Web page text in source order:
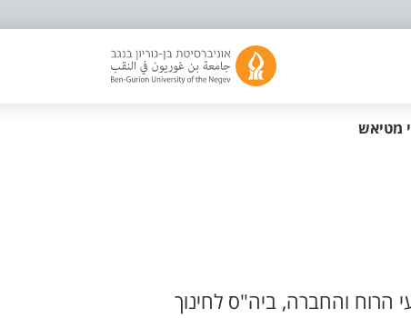
מטיאש
הרוח והחברה, ביה"ס לחינוך